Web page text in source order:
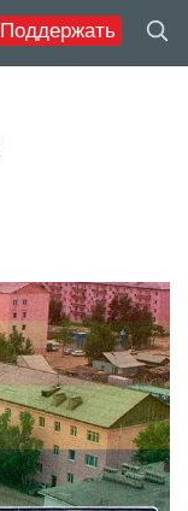
Поддержать